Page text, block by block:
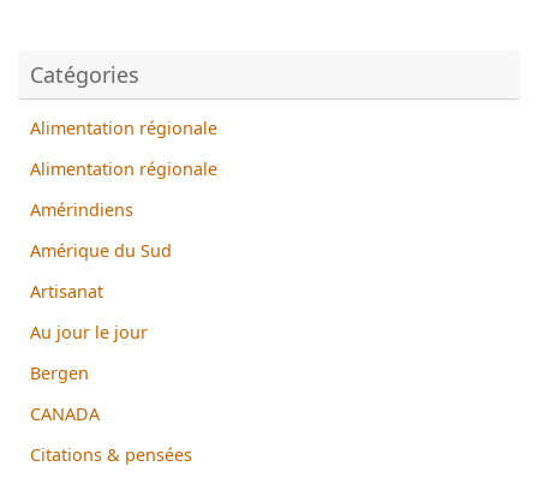
Catégories
Alimentation régionale
Alimentation régionale
Amérindiens
Amérique du Sud
Artisanat
Au jour le jour
Bergen
CANADA
Citations & pensées